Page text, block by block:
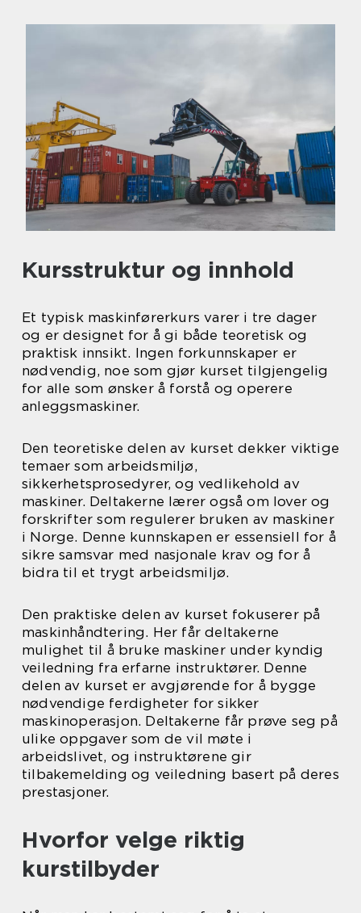
Kursstruktur og innhold
Et typisk maskinførerkurs varer i tre dager
og er designet for å gi både teoretisk og
praktisk innsikt. Ingen forkunnskaper er
nødvendig, noe som gjør kurset tilgjengelig
for alle som ønsker å forstå og operere
anleggsmaskiner.
Den teoretiske delen av kurset dekker viktige
temaer som arbeidsmiljø,
sikkerhetsprosedyrer, og vedlikehold av
maskiner. Deltakerne lærer også om lover og
forskrifter som regulerer bruken av maskiner
i Norge. Denne kunnskapen er essensiell for å
sikre samsvar med nasjonale krav og for å
bidra til et trygt arbeidsmiljø.
Den praktiske delen av kurset fokuserer på
maskinhåndtering. Her får deltakerne
mulighet til å bruke maskiner under kyndig
veiledning fra erfarne instruktører. Denne
delen av kurset er avgjørende for å bygge
nødvendige ferdigheter for sikker
maskinoperasjon. Deltakerne får prøve seg på
ulike oppgaver som de vil møte i
arbeidslivet, og instruktørene gir
tilbakemelding og veiledning basert på deres
prestasjoner.
Hvorfor velge riktig
kurstilbyder